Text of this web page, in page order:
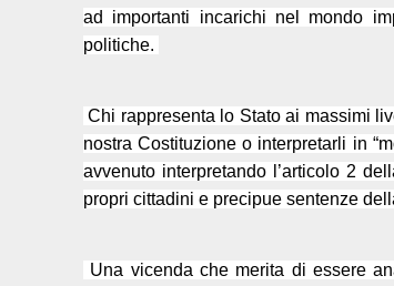
ad importanti incarichi nel mondo
politiche.
Chi rappresenta lo Stato ai massimi
nostra Costituzione o interpretarli in
avvenuto interpretando l’articolo 2
propri cittadini e precipue sentenze
Una vicenda che merita di essere